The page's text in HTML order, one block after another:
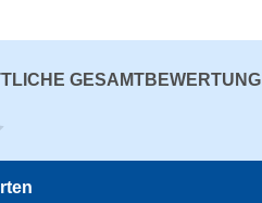
GESAMTBEWERTUNG